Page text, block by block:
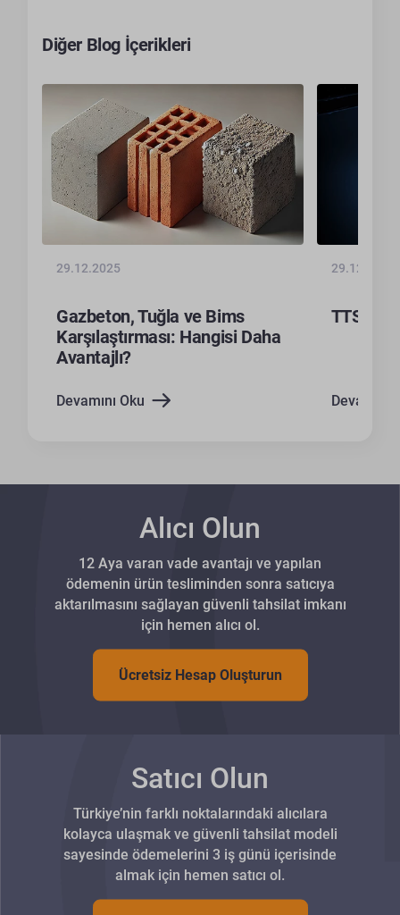
Diğer Blog İçerikleri
29.12.2025
Gazbeton, Tuğla ve Bims
Karşılaştırması: Hangisi Daha
Avantajlı?
Devamını Oku
29.12.2025
TTS
Devamını
Alıcı Olun
12 Aya varan vade avantajı ve yapılan
ödemenin ürün tesliminden sonra satıcıya
aktarılmasını sağlayan güvenli tahsilat imkanı
için hemen alıcı ol.
Ücretsiz Hesap Oluşturun
Satıcı Olun
Türkiye’nin farklı noktalarındaki alıcılara
kolayca ulaşmak ve güvenli tahsilat modeli
sayesinde ödemelerini 3 iş günü içerisinde
almak için hemen satıcı ol.